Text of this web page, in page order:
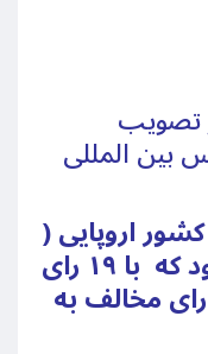
تصویب
بین المللی
این قطعنامه پیشنهادی ۳ کشور اروپایی (
فرانسه، انگلیس، آلمان) بود که با ۱۹ رای
موافق، ۱۱ رای ممتنع و ۳ رای مخالف به